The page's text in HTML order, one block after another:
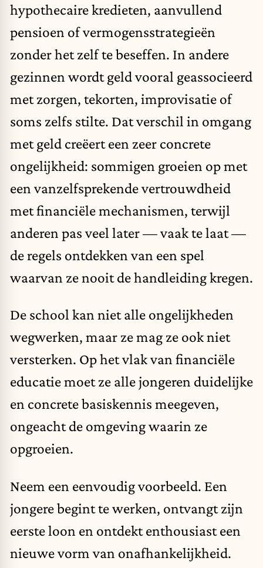
hypothecaire kredieten, aanvullend
pensioen of vermogensstrategieën
zonder het zelf te beseffen. In andere
gezinnen wordt geld vooral geassocieerd
met zorgen, tekorten, improvisatie of
soms zelfs stilte. Dat verschil in omgang
met geld creëert een zeer concrete
ongelijkheid: sommigen groeien op met
een vanzelfsprekende vertrouwdheid
met financiële mechanismen, terwijl
anderen pas veel later — vaak te laat —
de regels ontdekken van een spel
waarvan ze nooit de handleiding kregen.
De school kan niet alle ongelijkheden
wegwerken, maar ze mag ze ook niet
versterken. Op het vlak van financiële
educatie moet ze alle jongeren duidelijke
en concrete basiskennis meegeven,
ongeacht de omgeving waarin ze
opgroeien.
Neem een eenvoudig voorbeeld. Een
jongere begint te werken, ontvangt zijn
eerste loon en ontdekt enthousiast een
nieuwe vorm van onafhankelijkheid.